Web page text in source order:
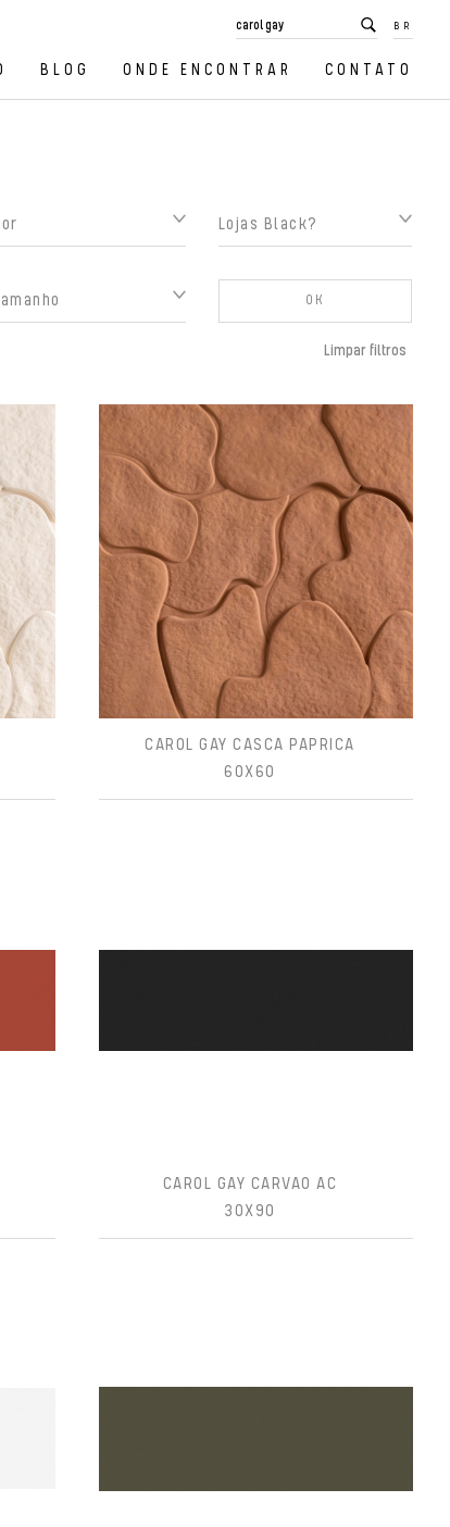
BR
BLOG ONDE ENCONTRAR CONTATO
Lojas Black?
OK
Limpar filtros
CAROL GAY CASCA PAPRICA
60X60
CAROL GAY CARVAO AC
30X90